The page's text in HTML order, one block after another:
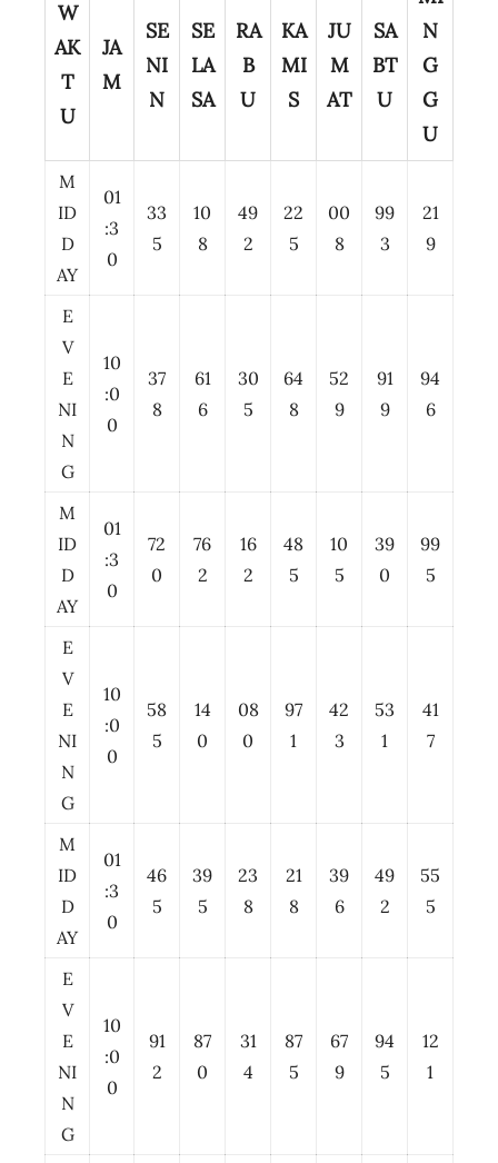
W
AK
T
U
JA
M
SE
NI
N
SE
LA
SA
RA
B
U
KA
MI
S
JU
M
AT
SA
BT
U
N
G
G
U
M
ID
D
AY
01
:3
0
33
5
10
8
49
2
22
5
00
8
99
3
21
9
E
V
E
NI
N
G
10
:0
0
37
8
61
6
30
5
64
8
52
9
91
9
94
6
M
ID
D
AY
01
:3
0
72
0
76
2
16
2
48
5
10
5
39
0
99
5
E
V
E
NI
N
G
10
:0
0
58
5
14
0
08
0
97
1
42
3
53
1
41
7
M
ID
D
AY
01
:3
0
46
5
39
5
23
8
21
8
39
6
49
2
55
5
E
V
E
NI
N
G
10
:0
0
91
2
87
0
31
4
87
5
67
9
94
5
12
1